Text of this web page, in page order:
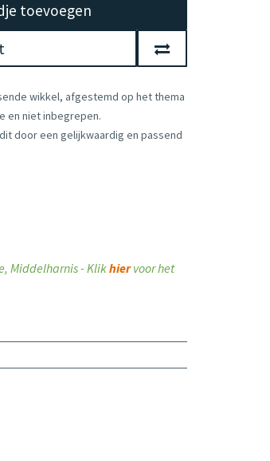
toevoegen
wikkel, afgestemd op het thema
en niet inbegrepen.
door een gelijkwaardig en passend
Middelharnis - Klikhiervoor het